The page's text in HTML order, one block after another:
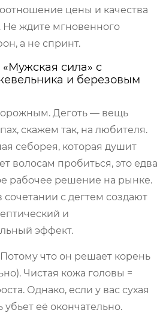
цены и качества
Не ждите мгновенного
а не спринт.
сила» с
и березовым
Деготь — вещь
скажем так, на любителя.
себорея, которая душит
волосам пробиться, это едва
рабочее решение на рынке.
с дегтем создают
и
эффект.
что он решает корень
Чистая кожа головы =
Однако, если у вас сухая
её окончательно.